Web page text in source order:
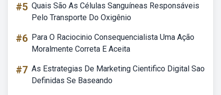
#5 Quais São As Células Sanguíneas Responsáveis
Pelo Transporte Do Oxigênio
#6 Para O Raciocinio Consequencialista Uma Ação
Moralmente Correta E Aceita
#7 As Estrategias De Marketing Cientifico Digital Sao
Definidas Se Baseando